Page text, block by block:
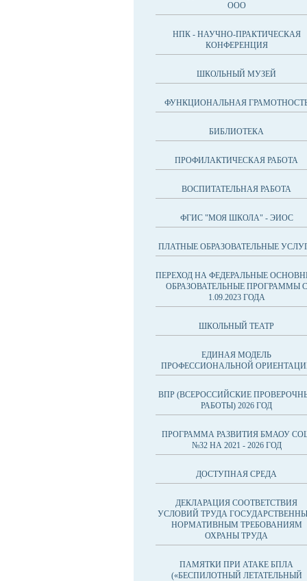
ООО
НПК - НАУЧНО-ПРАКТИЧЕСКАЯ
КОНФЕРЕНЦИЯ
ШКОЛЬНЫЙ МУЗЕЙ
ФУНКЦИОНАЛЬНАЯ
БИБЛИОТЕКА
ПРОФИЛАКТИЧЕСКАЯ РАБОТА
ВОСПИТАТЕЛЬНАЯ РАБОТА
ФГИС "МОЯ ШКОЛА" - ЭИОС
ПЛАТНЫЕ ОБРАЗОВАТЕЛЬНЫЕ
ПЕРЕХОД НА ФЕДЕРАЛЬНЫЕ
ОБРАЗОВАТЕЛЬНЫЕ ПРОГРАММЫ С
1.09.2023 ГОДА
ШКОЛЬНЫЙ ТЕАТР
ЕДИНАЯ МОДЕЛЬ
ПРОФЕССИОНАЛЬНОЙ
ВПР (ВСЕРОССИЙСКИЕ
РАБОТЫ) 2026 ГОД
ПРОГРАММА РАЗВИТИЯ БМАОУ
№32 НА 2021 - 2026 ГОД
ДОСТУПНАЯ СРЕДА
ДЕКЛАРАЦИЯ СООТВЕТСТВИЯ
УСЛОВИЙ ТРУДА
НОРМАТИВНЫМ ТРЕБОВАНИЯМ
ОХРАНЫ ТРУДА
ПАМЯТКИ ПРИ АТАКЕ БПЛА
(«БЕСПИЛОТНЫЙ ЛЕТАТЕЛЬНЫЙ